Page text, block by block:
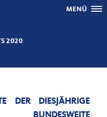
MENÜ
2020
DER DIESJÄHRIGE